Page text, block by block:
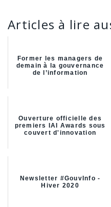
Articles à lire
Former les managers de
demain à la gouvernance
de l’information
Ouverture officielle des
premiers IAI Awards sous
couvert d'innovation
Newsletter #GouvInfo -
Hiver 2020